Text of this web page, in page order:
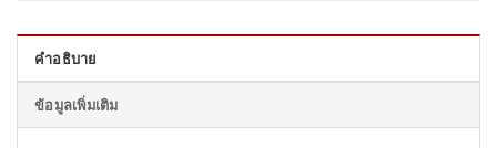
คำอธิบาย
ข้อมูลเพิ่มเติม